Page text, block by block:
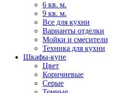
6 кв. м.
9 кв. м.
Все для кухни
Варианты отделки
Мойки и смесители
Техника для кухни
Шкафы-купе
Цвет
Коричневые
Серые